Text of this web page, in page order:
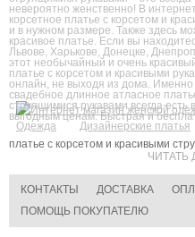
невероятно женственно! В
корсетное платье с корсетом и
и в нужном размере. Также здесь
красивое платье. Если вы
Львове, Харькове, Донецке,
этот необычайный и очень
платье с корсетом и красивыми
онлайн, не выходя из дома. Именно
свадебное длинное атласное
струящимися рукавами всегда
выгодным ценам. Быстрая и
ЧИТАТЬ
Одежда Дизайнерские платья
платье с корсетом и красивыми
КОНТАКТЫ ДОСТАВКА
ПОМОЩЬ ПОКУПАТЕЛЮ